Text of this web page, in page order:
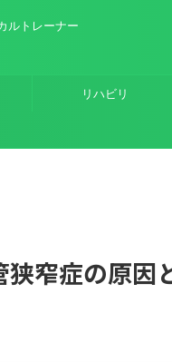
ルトレーナー
リハビリ
狭窄症の原因